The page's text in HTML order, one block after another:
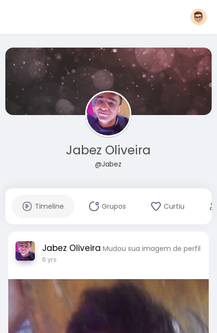
Jabez Oliveira
@Jabez
Timeline Grupos Curtiu
Jabez Oliveira Mudou sua imagem de perfil
6 yrs